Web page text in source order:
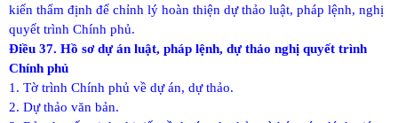
kiến thẩm định để chỉnh lý hoàn thiện dự thảo luật, pháp lệnh, nghị
quyết trình Chính phủ.
Điều 37. Hồ sơ dự án luật, pháp lệnh, dự thảo nghị quyết trình
Chính phủ
1. Tờ trình Chính phủ về dự án, dự thảo.
2. Dự thảo văn bản.